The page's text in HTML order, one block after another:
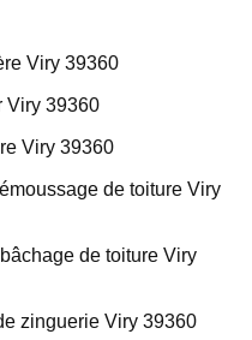
Viry 39360
Viry 39360
Viry 39360
de toiture Viry
de toiture Viry
zinguerie Viry 39360